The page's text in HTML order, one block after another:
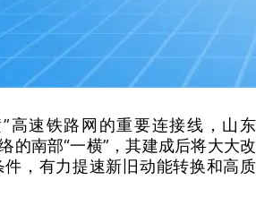
高速铁路网的重要连接线， 山东
的南部“一横”，其建成后将大大改
， 有力提速新旧动能转换和高质